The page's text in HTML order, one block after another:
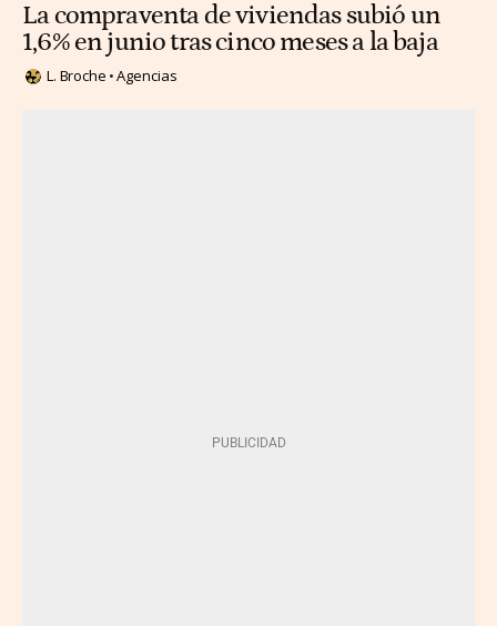
La compraventa de viviendas subió un
1,6% en junio tras cinco meses a la baja
L. Broche Agencias